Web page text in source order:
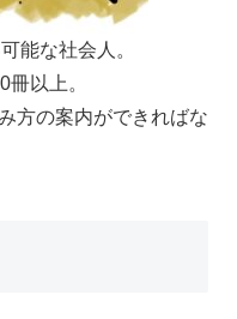
能な社会人。
以上。
方の案内ができればな